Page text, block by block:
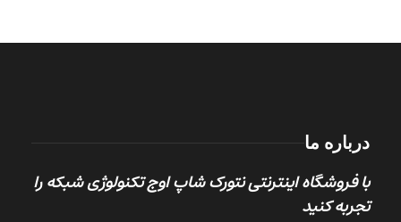
درباره ما
با فروشگاه اینترنتی نتورک شاپ اوج تکنولوژی شبکه را
تجربه کنید